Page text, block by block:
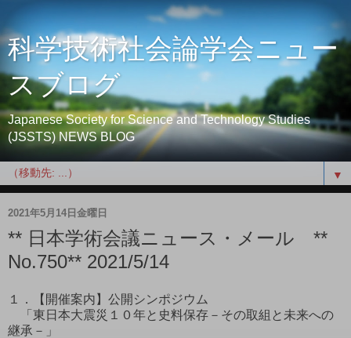
科学技術社会論学会ニュー
スブログ
Japanese Society for Science and Technology Studies
(JSSTS) NEWS BLOG
▼
2021年5月14日金曜日
** 日本学術会議ニュース・メール **
No.750** 2021/5/14
１．【開催案内】公開シンポジウム
「東日本大震災１０年と史料保存－その取組と未来への
継承－」